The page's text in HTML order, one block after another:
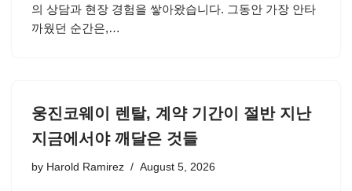
의 상담과 현장 경험을 쌓아왔습니다. 그동안 가장 안타
까웠던 순간은,…
웅진코웨이 렌탈, 계약 기간이 절반 지난
지금에서야 깨달은 것들
by Harold Ramirez August 5, 2026